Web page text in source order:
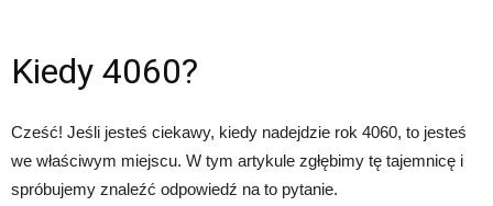
Kiedy 4060?
Cześć! Jeśli jesteś ciekawy, kiedy nadejdzie rok 4060, to jesteś
we właściwym miejscu. W tym artykule zgłębimy tę tajemnicę i
spróbujemy znaleźć odpowiedź na to pytanie.